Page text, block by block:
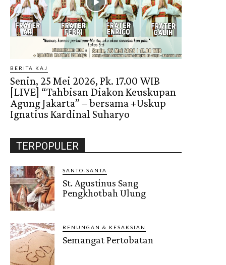
BERITA KAJ
Senin, 25 Mei 2026, Pk. 17.00 WIB
[LIVE] “Tahbisan Diakon Keuskupan
Agung Jakarta” – bersama +Uskup
Ignatius Kardinal Suharyo
TERPOPULER
SANTO-SANTA
St. Agustinus Sang
Pengkhotbah Ulung
RENUNGAN & KESAKSIAN
Semangat Pertobatan